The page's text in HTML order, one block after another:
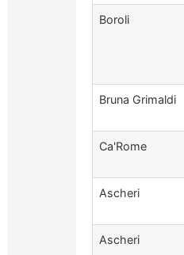
Boroli
Bruna Grimaldi
Ca'Rome
Ascheri
Ascheri